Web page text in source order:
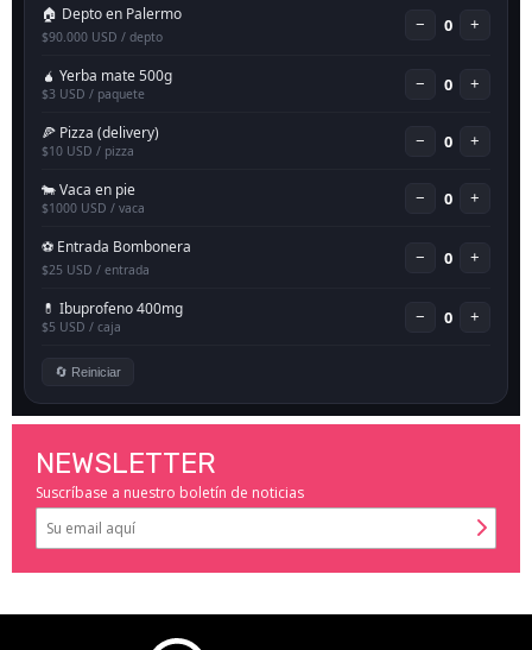
NEWSLETTER
Suscríbase a nuestro boletín de noticias